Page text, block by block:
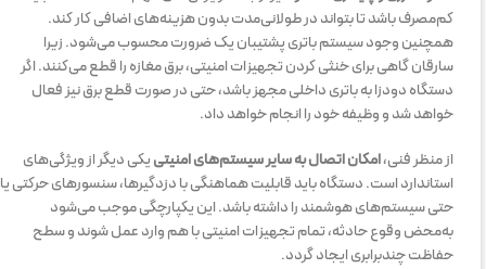
کم‌مصرف باشد تا بتواند در طولانی‌مدت بدون هزینه‌های اضافی کار کند.
همچنین وجود سیستم باتری پشتیبان یک ضرورت محسوب می‌شود. زیرا
سارقان گاهی برای خنثی کردن تجهیزات امنیتی، برق مغازه را قطع می‌کنند. اگر
دستگاه دودزا به باتری داخلی مجهز باشد، حتی در صورت قطع برق نیز فعال
خواهد شد و وظیفه خود را انجام خواهد داد.
از منظر فنی،امکان اتصال به سایر سیستم‌های امنیتییکی دیگر از ویژگی‌های
استاندارد است. دستگاه باید قابلیت هماهنگی با دزدگیرها، سنسورهای حرکتی یا
حتی سیستم‌های هوشمند را داشته باشد. این یکپارچگی موجب می‌شود
به‌محض وقوع حادثه، تمام تجهیزات امنیتی با هم وارد عمل شوند و سطح
حفاظت چندبرابری ایجاد گردد.